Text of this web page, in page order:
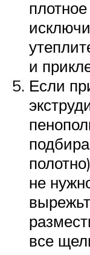
и
Если
не
все